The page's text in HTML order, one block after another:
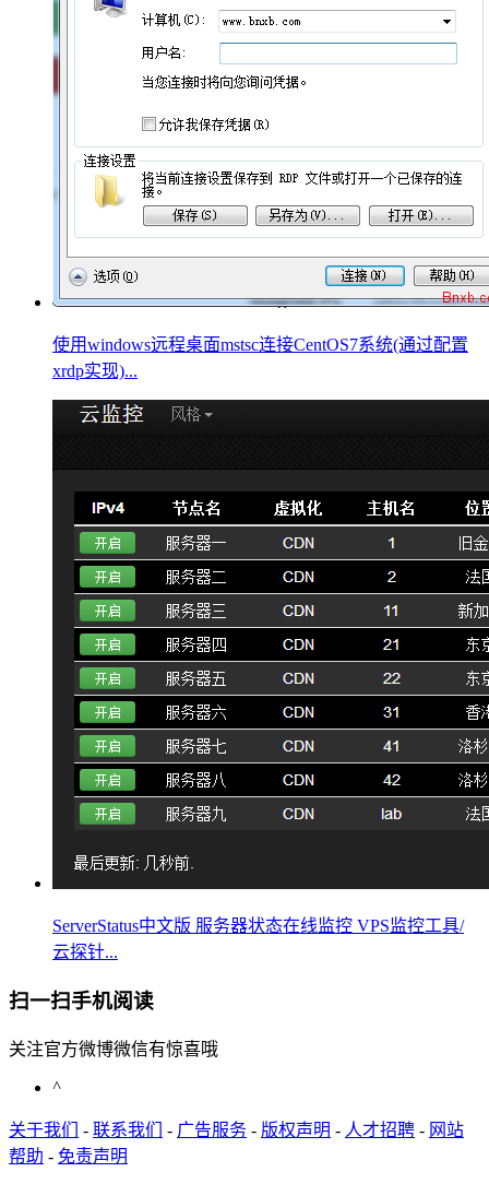
使用windows远程桌面mstsc连接CentOS7系统(通过配置
xrdp实现)...
ServerStatus中文版 服务器状态在线监控 VPS监控工具/
云探针...
扫一扫手机阅读
关注官方微博微信有惊喜哦
^
关于我们 - 联系我们 - 广告服务 - 版权声明 - 人才招聘 - 网站
帮助 - 免责声明